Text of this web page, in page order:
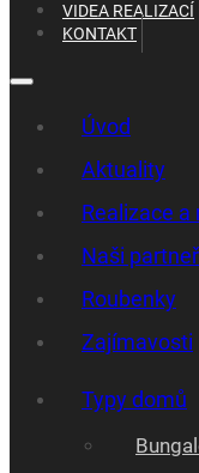
VIDEA REALIZACÍ
KONTAKT
Úvod
Aktuality
Realizace a
Naši
Roubenky
Zajímavosti
Typy domů